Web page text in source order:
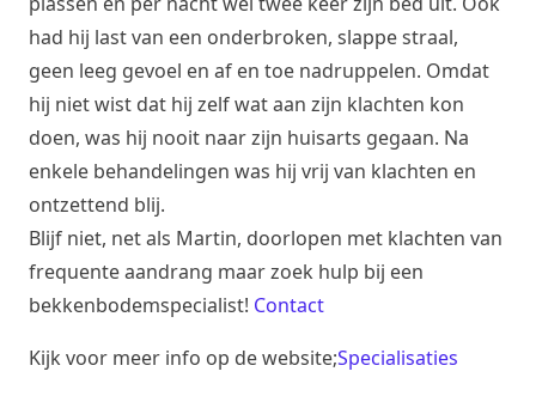
had hij last van een onderbroken, slappe straal,
geen leeg gevoel en af en toe nadruppelen. Omdat
hij niet wist dat hij zelf wat aan zijn klachten kon
doen, was hij nooit naar zijn huisarts gegaan. Na
enkele behandelingen was hij vrij van klachten en
ontzettend blij.
Blijf niet, net als Martin, doorlopen met klachten van
frequente aandrang maar zoek hulp bij een
bekkenbodemspecialist! Contact
Kijk voor meer info op de website;Specialisaties